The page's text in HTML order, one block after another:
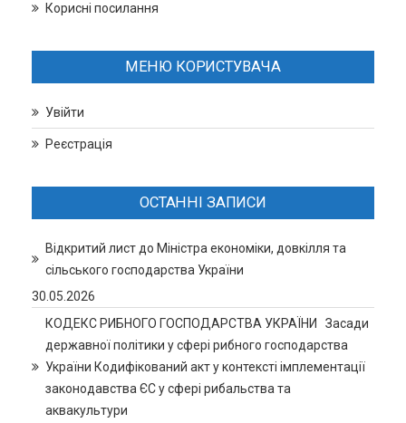
Корисні посилання
МЕНЮ КОРИСТУВАЧА
Увійти
Реєстрація
ОСТАННІ ЗАПИСИ
Відкритий лист до Міністра економіки, довкілля та
сільського господарства України
30.05.2026
КОДЕКС РИБНОГО ГОСПОДАРСТВА УКРАЇНИ Засади
державної політики у сфері рибного господарства
України Кодифікований акт у контексті імплементації
законодавства ЄС у сфері рибальства та
аквакультури